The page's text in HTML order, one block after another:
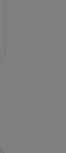
Protective